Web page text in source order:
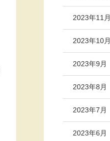
2023年11月
2023年10月
2023年9月
2023年8月
2023年7月
2023年6月